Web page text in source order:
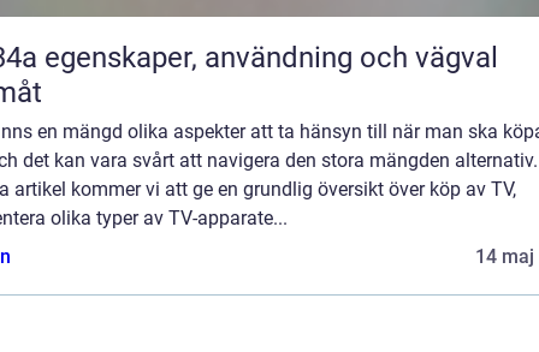
och vägval
en mängd olika aspekter att ta hänsyn till när man ska
det kan vara svårt att navigera den stora mängden
artikel kommer vi att ge en grundlig översikt över köp av TV,
olika typer av TV-apparate...
14 maj